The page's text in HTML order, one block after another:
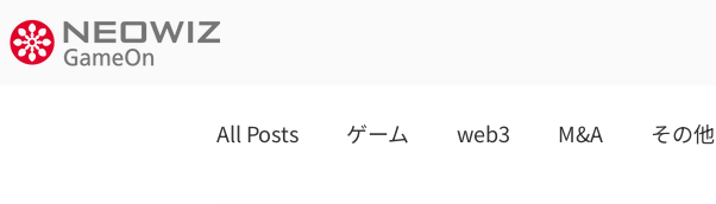
All Posts ゲーム web3 M&A その他